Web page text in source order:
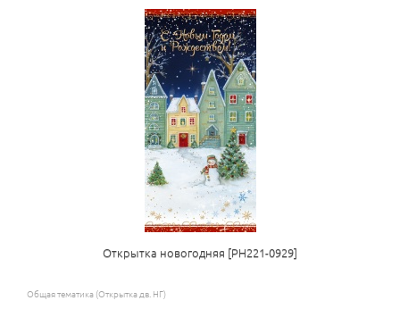
Открытка новогодняя [РН221-0929]
Общая тематика (Открытка дв. НГ)